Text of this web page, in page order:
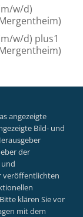
w/d)
w/d) plus1
angezeigte
Bild- und
der
veröffentlichten
klären Sie vor
mit dem